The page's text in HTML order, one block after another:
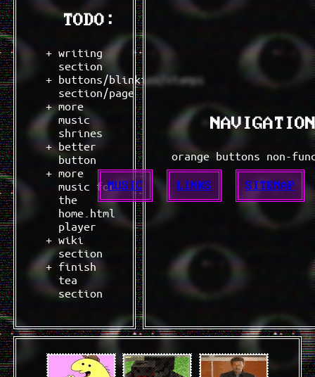
TODO:
writing
section
buttons/blinkies/stamps
section/page
more
music
shrines
better
button
more
music for
the
home.html
player
wiki
section
finish
tea
section
NAVIGATION
orange buttons non-
MUSIC LINKS SITEMAP